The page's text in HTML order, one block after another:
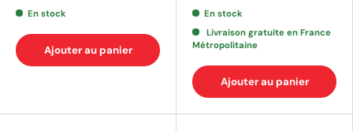
(1 avis) (2
En stock
Ajouter au panier
En stock
Livraison gratuite en France
Métropolitaine
Ajouter au panier